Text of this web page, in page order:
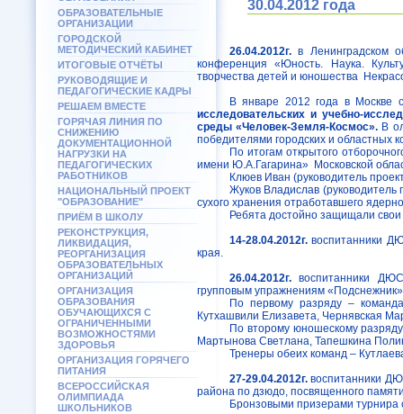
ОБРАЗОВАТЕЛЬНЫЕ
ОРГАНИЗАЦИИ
ГОРОДСКОЙ
МЕТОДИЧЕСКИЙ КАБИНЕТ
ИТОГОВЫЕ ОТЧЁТЫ
РУКОВОДЯЩИЕ И
ПЕДАГОГИЧЕСКИЕ КАДРЫ
РЕШАЕМ ВМЕСТЕ
ГОРЯЧАЯ ЛИНИЯ ПО
СНИЖЕНИЮ
ДОКУМЕНТАЦИОННОЙ
НАГРУЗКИ НА
ПЕДАГОГИЧЕСКИХ
РАБОТНИКОВ
НАЦИОНАЛЬНЫЙ ПРОЕКТ
"ОБРАЗОВАНИЕ"
ПРИЁМ В ШКОЛУ
РЕКОНСТРУКЦИЯ,
ЛИКВИДАЦИЯ,
РЕОРГАНИЗАЦИЯ
ОБРАЗОВАТЕЛЬНЫХ
ОРГАНИЗАЦИЙ
ОРГАНИЗАЦИЯ
ОБРАЗОВАНИЯ
ОБУЧАЮЩИХСЯ С
ОГРАНИЧЕННЫМИ
ВОЗМОЖНОСТЯМИ
ЗДОРОВЬЯ
ОРГАНИЗАЦИЯ ГОРЯЧЕГО
ПИТАНИЯ
ВСЕРОССИЙСКАЯ
ОЛИМПИАДА
ШКОЛЬНИКОВ
30.04.2012 года
26.04.2012г. в Ленинградском
конференция «Юность. Наука.
творчества детей и юношества
В январе 2012 года в Москве
исследовательских и учебно-
среды «Человек-Земля-Космос». В
победителями городских и областных
По итогам открытого
имени Ю.А.Гагарина» Московской
Клюев Иван (руководитель
Жуков Владислав
сухого хранения отработавшего
Ребята достойно защищали
14-28.04.2012г.воспитанники
края.
26.04.2012г.воспитанники
групповым упражнениям «Подснежник»
По первому разряду –
Кутхашвили Елизавета, Чернявская
По второму юношескому
Мартынова Светлана, Тапешкина
Тренеры обеих команд –
27-29.04.2012г.воспитанники
района по дзюдо, посвященного
Бронзовыми призерами